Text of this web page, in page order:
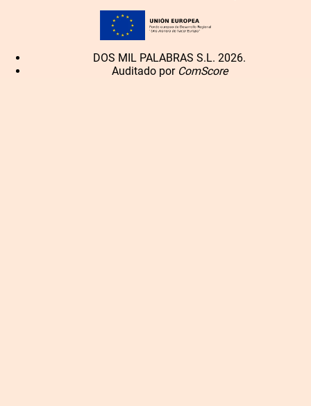
DOS MIL PALABRAS S.L. 2026.
Auditado por ComScore